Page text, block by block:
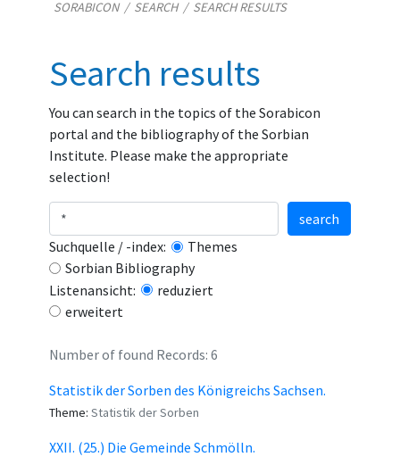
SORABICON/ SEARCH/ SEARCH RESULTS
Search results
You can search in the topics of the Sorabicon
portal and the bibliography of the Sorbian
Institute. Please make the appropriate
selection!
Suchquelle / -index:
Themes
Sorbian Bibliography
Listenansicht:
reduziert
erweitert
search
Number of found Records: 6
Statistik der Sorben des Königreichs Sachsen.
Theme: Statistik der Sorben
XXII. (25.) Die Gemeinde Schmölln.